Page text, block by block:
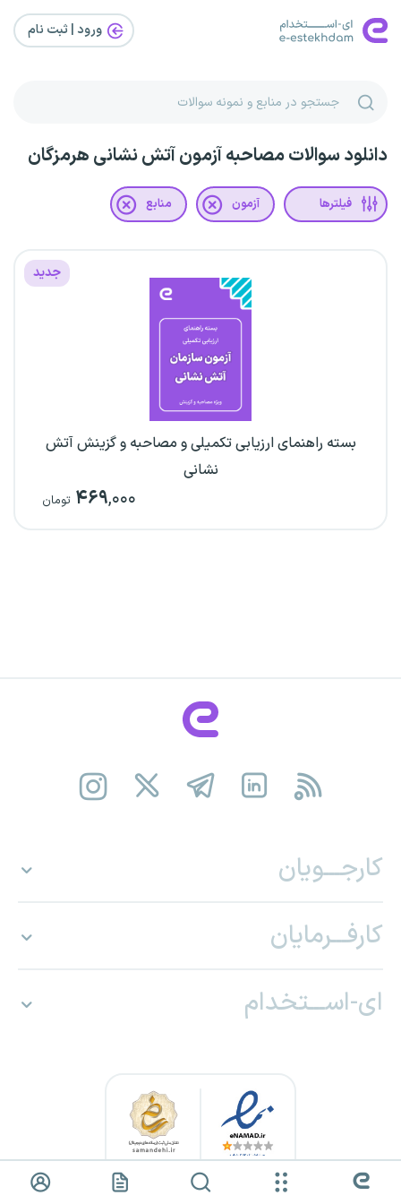
ورود | ثبت‌ نام
دانلود سوالات مصاحبه آزمون آتش نشانی هرمزگان
فیلترها آزمون منابع
جدید
بسته راهنمای ارزیابی تکمیلی و مصاحبه و گزینش آتش
نشانی
۴۶۹,۰۰۰ تومان
کارجـــویان
کارفـــرمایان
ای-اســـتخدام